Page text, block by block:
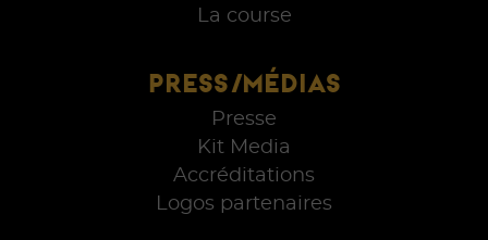
La course
PRESS/MÉDIAS
Presse
Kit Media
Accréditations
Logos partenaires